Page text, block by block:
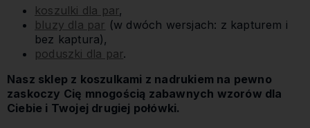
koszulki dla par,
bluzy dla par (w dwóch wersjach: z kapturem i
bez kaptura),
poduszki dla par.
Nasz sklep z koszulkami z nadrukiem na pewno
zaskoczy Cię mnogością zabawnych wzorów dla
Ciebie i Twojej drugiej połówki.